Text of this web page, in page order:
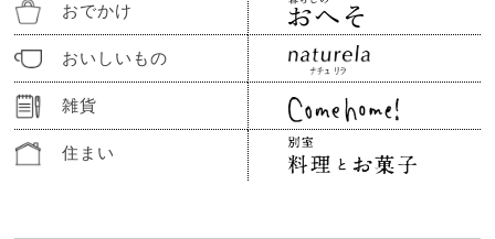
おでかけ
おいしいもの
雑貨
住まい